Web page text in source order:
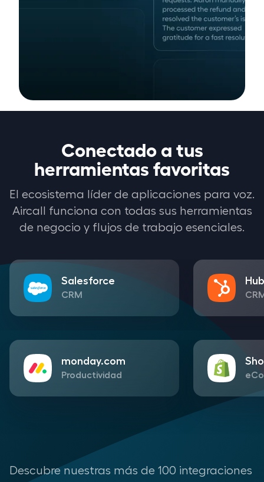
Conectado a tus
herramientas favoritas
El ecosistema líder de aplicaciones para voz.
Aircall funciona con todas sus herramientas
de negocio y flujos de trabajo esenciales.
Salesforce
CRM
monday.com
Productividad
Descubre nuestras más de 100 integraciones